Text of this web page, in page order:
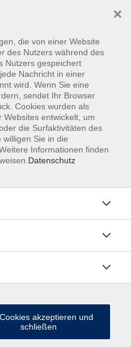
werden.
die von einer Website
des Nutzers während des
Nutzers gespeichert
Nachricht in einer
wird. Wenn Sie eine
sendet Ihr Browser
Cookies wurden als
entwickelt, um
die Surfaktivitäten des
willigen Sie in die
Informationen finden
Datenschutz
×
akzeptieren und
schließen